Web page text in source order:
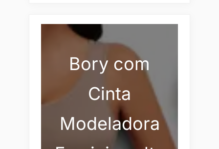
Bory com
Cinta
Modeladora